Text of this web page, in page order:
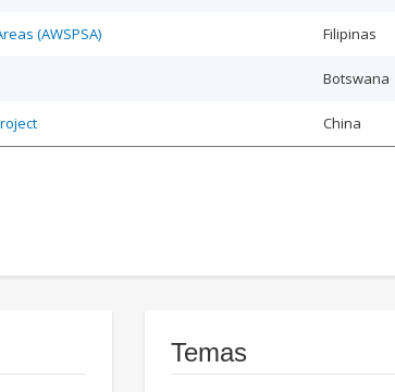
(AWSPSA) Filipinas
Botswana
China
Temas